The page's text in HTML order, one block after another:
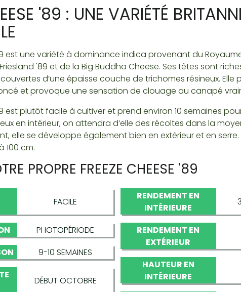
'89 : UNE VARIÉTÉ
est une variété à dominance indica provenant du
'89 et de la Big Buddha Cheese. Ses têtes sont
d’une épaisse couche de trichomes résineux. Elle
et provoque une sensation de clouage au canapé
est plutôt facile à cultiver et prend environ 10 semaines
en intérieur, on attendra d’elle des récoltes dans la
elle se développe également bien en extérieur et en
100 cm.
PROPRE FREEZE CHEESE '89
FACILE
PHOTOPÉRIODE
9-10 SEMAINES
DÉBUT OCTOBRE
RENDEMENT EN
INTÉRIEURE
RENDEMENT EN
EXTÉRIEUR
HAUTEUR EN
INTÉRIEURE